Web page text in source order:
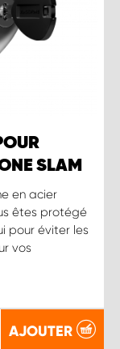
SLAM
en acier
êtes protégé
pour éviter les
vos
AJOUTER